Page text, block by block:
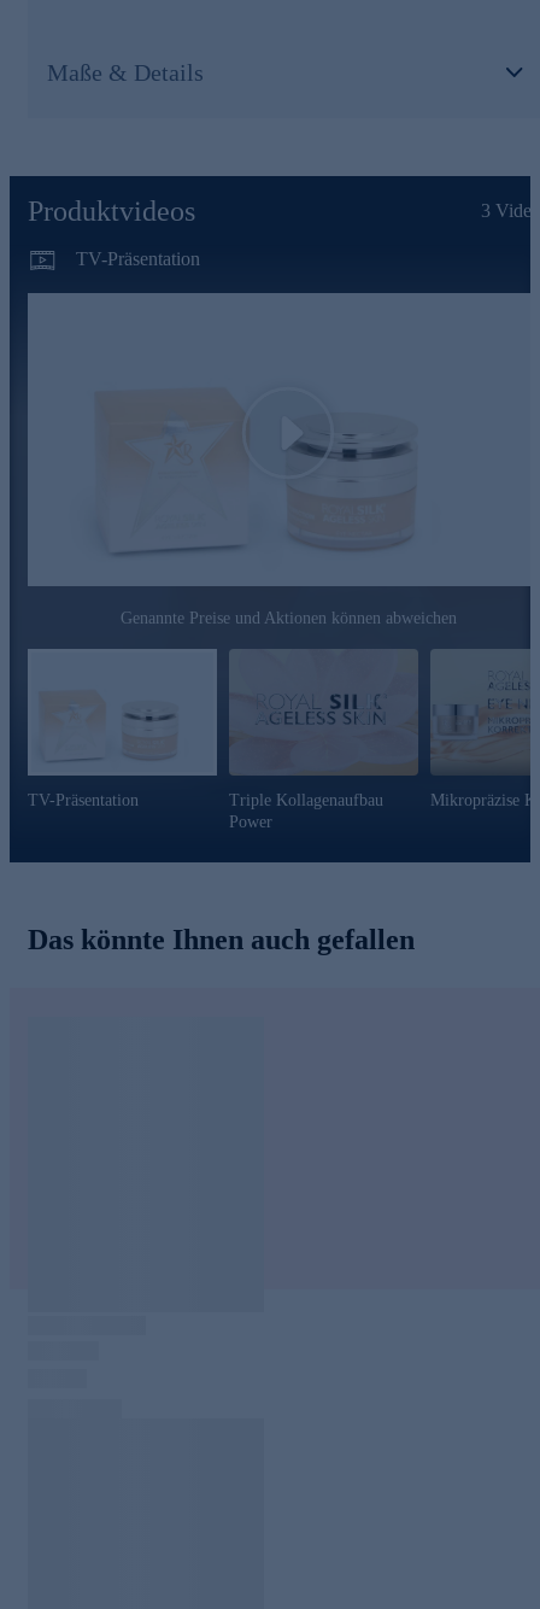
RELAXING MINI-PROTEIN
• Kann bereits bestehende Fältchen reduzieren
Für strahlende Augenblicke - jetzt bequem online bestellen.
Maße & Details
Produktvideos 3
TV-Präsentation
Play
Genannte Preise und Aktionen können abweichen
TV-Präsentation
Triple Kollagenaufbau
Power
Mikropräzise
Das könnte Ihnen auch gefallen